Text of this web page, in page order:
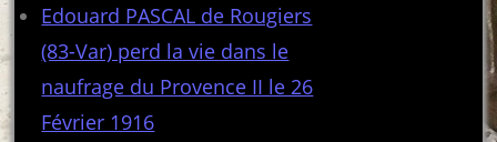
Edouard PASCAL de Rougiers
(83-Var) perd la vie dans le
naufrage du Provence II le 26
Février 1916